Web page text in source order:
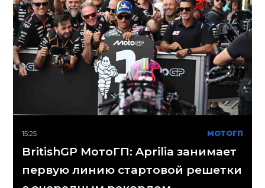
15:25 МОТОГП
BritishGP МотоГП: Aprilia занимает
первую линию стартовой решетки